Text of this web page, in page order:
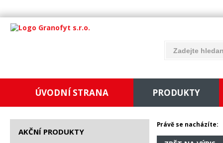
ÚVODNÍ STRANA PRODUKTY
AKČNÍ PRODUKTY
Právě se nacházíte: